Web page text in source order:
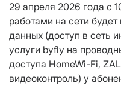
29 апреля 2026 года с
работами на сети
данных (доступ в сеть
услуги byfly на
доступа HomeWi-Fi,
видеоконтроль) у